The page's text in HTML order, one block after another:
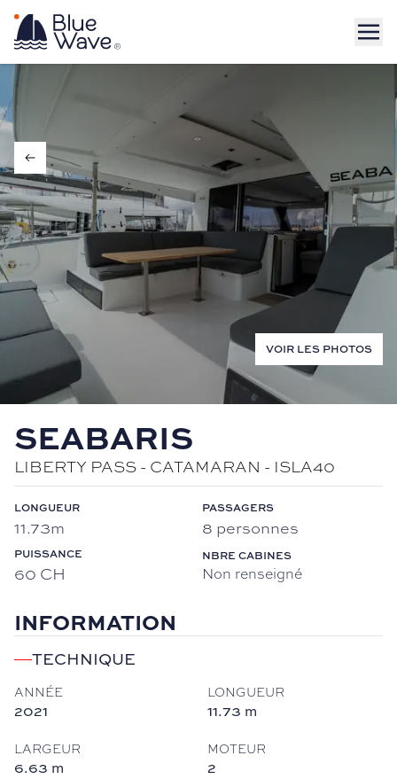
VOIR LES PHOTOS
SEABARIS
LIBERTY PASS - CATAMARAN - ISLA40
LONGUEUR
11.73m
PASSAGERS
8 personnes
PUISSANCE
60 CH
NBRE CABINES
Non renseigné
INFORMATION
TECHNIQUE
ANNÉE
2021
LONGUEUR
11.73 m
LARGEUR
6.63 m
MOTEUR
2